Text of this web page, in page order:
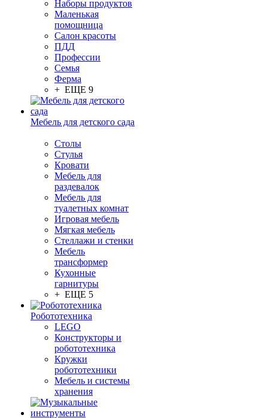
Наборы продуктов
Маленькая
помощница
Салон красоты
ПДД
Профессии
Семья
Ферма
+ ЕЩЕ 9
Мебель для детского сада
Столы
Cтулья
Кровати
Мебель для
раздевалок
Мебель для
туалетных комнат
Игровая мебель
Мягкая мебель
Стеллажи и стенки
Мебель
трансформер
Кухонные
гарнитуры
+ ЕЩЕ 5
Робототехника
LEGO
Конструкторы и
робототехника
Кружки
робототехники
Мебель и системы
хранения